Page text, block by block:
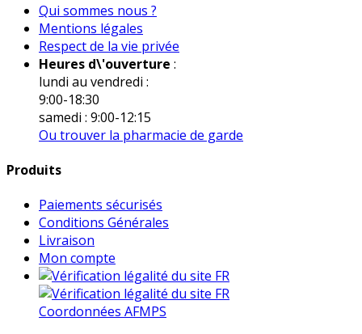
Qui sommes nous ?
Mentions légales
Respect de la vie privée
Heures d\'ouverture :
lundi au vendredi :
9:00-18:30
samedi : 9:00-12:15
Ou trouver la pharmacie de garde
Produits
Paiements sécurisés
Conditions Générales
Livraison
Mon compte
Coordonnées AFMPS